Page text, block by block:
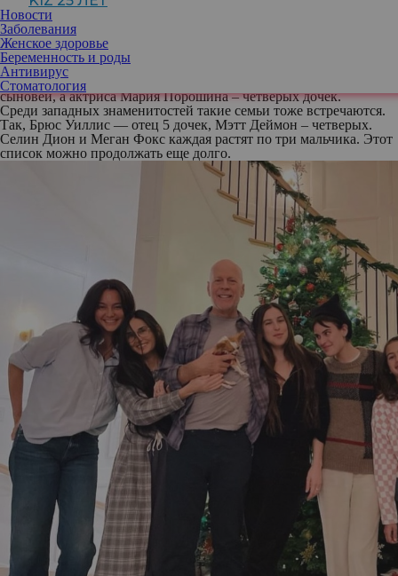
Новости
Заболевания
Женское здоровье
Беременность и роды
Антивирус
Стоматология
комментариях к публикации модели встречаются ремарки
«опять мальчик».
Оказывается, рождение детей одного пола – это не такая уж и
редкость. Даже среди знаменитостей много мам и пап только
девочек или только мальчиков. Например, телезвезда и экс-
депутат Госдумы Мария Кожевникова воспитывает четверых
сыновей, а актриса Мария Порошина – четверых дочек.
Среди западных знаменитостей такие семьи тоже встречаются.
Так, Брюс Уиллис — отец 5 дочек, Мэтт Деймон – четверых.
Селин Дион и Меган Фокс каждая растят по три мальчика. Этот
список можно продолжать еще долго.